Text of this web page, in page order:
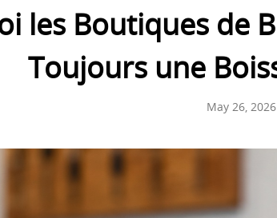
les Boutiques de
Toujours une
May 26, 2026